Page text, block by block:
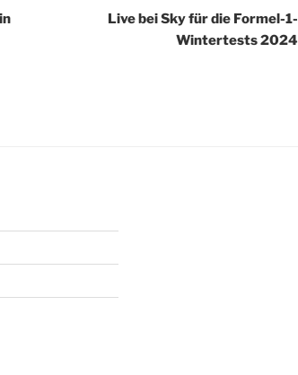
Live bei Sky für die Formel-1-
Wintertests 2024